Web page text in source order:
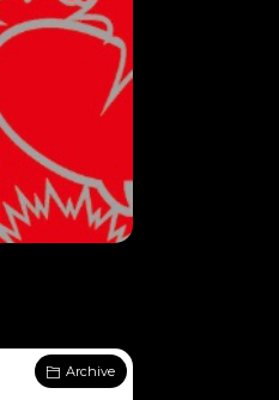
Archive